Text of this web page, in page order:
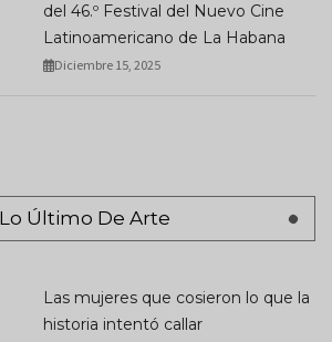
del 46.º Festival del Nuevo Cine
Latinoamericano de La Habana
Diciembre 15, 2025
Lo Último De Arte
Las mujeres que cosieron lo que la
historia intentó callar